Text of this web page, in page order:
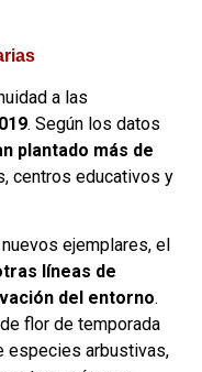
a las
. Según los datos
plantado más de
centros educativos y
ejemplares, el
líneas de
del entorno.
flor de temporada
especies arbustivas,